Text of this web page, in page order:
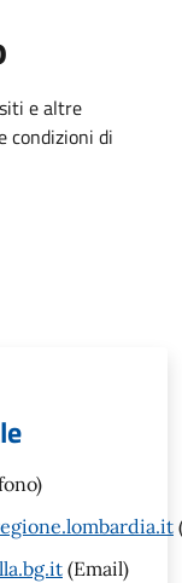
e altre
condizioni di
(Email)